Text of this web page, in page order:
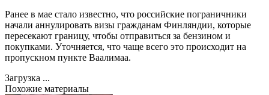
Ранее в мае стало известно, что российские пограничники
начали аннулировать визы гражданам Финляндии, которые
пересекают границу, чтобы отправиться за бензином и
покупками. Уточняется, что чаще всего это происходит на
пропускном пункте Ваалимаа.
Загрузка ...
Похожие материалы